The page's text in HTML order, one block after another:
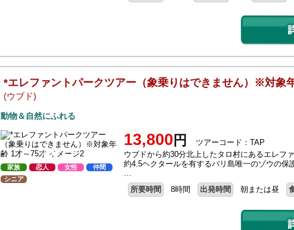
*エレファントパークツアー（象乗りはできません）※対象
(ウブド)
動物＆自然にふれる
家族 恋人 女性
仲間
シニア
13,800 円
ツアーコード：TAP
ウブドから約30分北上したタロ村にあるエレフ
約4.5ヘクタールを有するバリ島唯一のゾウの保
…
所要時間
8時間 出発時間 朝または昼